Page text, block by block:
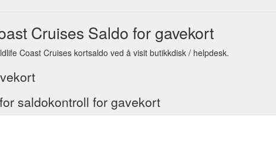
Cruises Saldo for gavekort
Coast Cruises kortsaldo ved å visit butikkdisk / helpdesk.
saldokontroll for gavekort